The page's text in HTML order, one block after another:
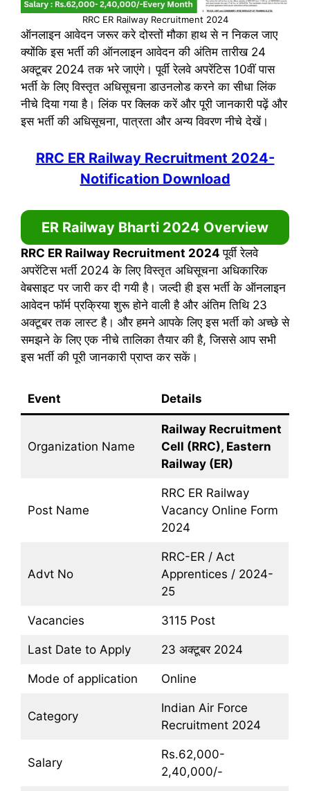
RRC ER Railway Recruitment 2024
ऑनलाइन आवेदन जरूर करे दोस्तों मौका हाथ से न निकल जाए
क्योंकि इस भर्ती की ऑनलाइन आवेदन की अंतिम तारीख 24
अक्टूबर 2024 तक भरे जाएंगे। पूर्वी रेलवे अपरेंटिस 10वीं पास
भर्ती के लिए विस्तृत अधिसूचना डाउनलोड करने का सीधा लिंक
नीचे दिया गया है। लिंक पर क्लिक करें और पूरी जानकारी पढ़ें और
इस भर्ती की अधिसूचना, पात्रता और अन्य विवरण नीचे देखें।
RRC ER Railway Recruitment 2024-
Notification Download
ER Railway Bharti 2024 Overview
RRC ER Railway Recruitment 2024पूर्वी रेलवे
अपरेंटिस भर्ती 2024 के लिए विस्तृत अधिसूचना अधिकारिक
वेबसाइट पर जारी कर दी गयी है। जल्दी ही इस भर्ती के ऑनलाइन
आवेदन फॉर्म प्रक्रिया शुरू होने वाली है और अंतिम तिथि 23
अक्टूबर तक लास्ट है। और हमने आपके लिए इस भर्ती को अच्छे से
समझने के लिए एक नीचे तालिका तैयार की है, जिससे आप सभी
इस भर्ती की पूरी जानकारी प्राप्त कर सकें।
Event Details
Organization Name
Railway Recruitment
Cell (RRC), Eastern
Railway (ER)
Post Name
RRC ER Railway
Vacancy Online Form
2024
Advt No
RRC-ER / Act
Apprentices / 2024-
25
Vacancies 3115 Post
Last Date to Apply 23 अक्टूबर 2024
Mode of application Online
Category
Indian Air Force
Recruitment 2024
Salary
Rs.62,000-
2,40,000/-